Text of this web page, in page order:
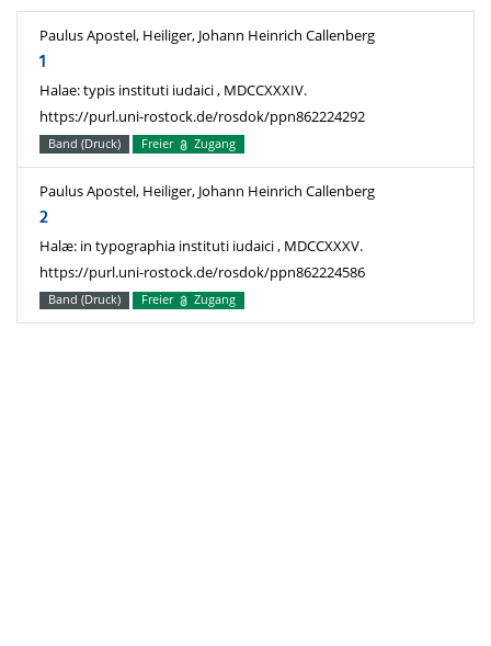
Paulus Apostel, Heiliger, Johann Heinrich Callenberg
1
Halae: typis instituti iudaici , MDCCXXXIV.
https://purl.uni-rostock.de/rosdok/ppn862224292
Band (Druck) Freier Zugang
Paulus Apostel, Heiliger, Johann Heinrich Callenberg
2
Halæ: in typographia instituti iudaici , MDCCXXXV.
https://purl.uni-rostock.de/rosdok/ppn862224586
Band (Druck) Freier Zugang